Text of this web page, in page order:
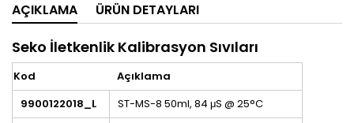
AÇIKLAMA ÜRÜN DETAYLARI
Seko İletkenlik Kalibrasyon Sıvıları
Kod
Açıklama
9900122018_L
ST-MS-8 50ml, 84 μS @ 25°C